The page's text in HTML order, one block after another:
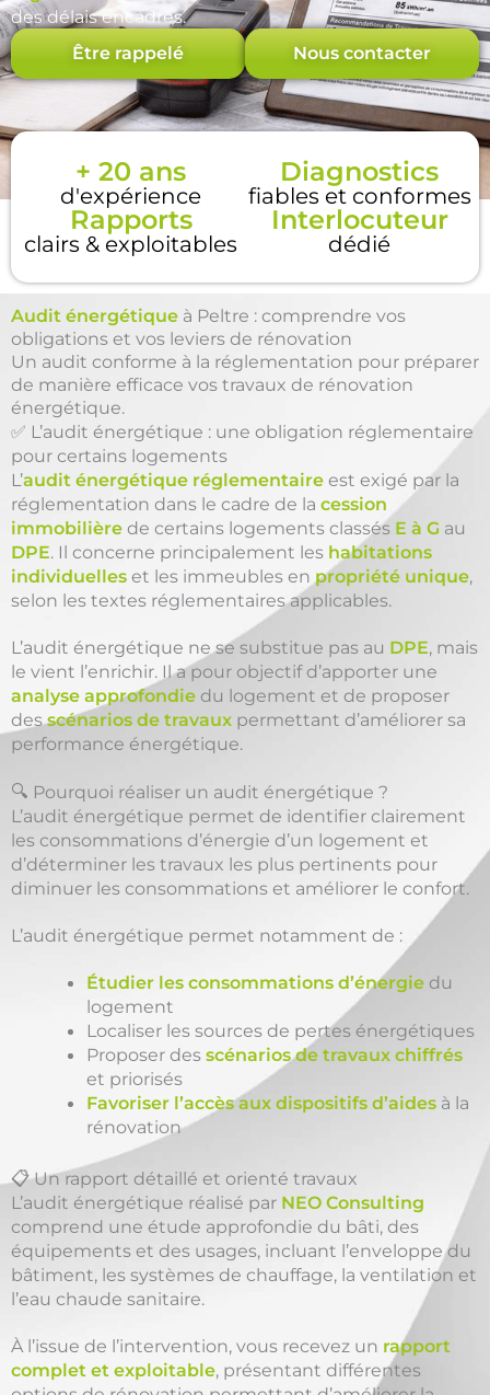
des délais encadrés.
Être rappelé Nous contacter
+ 20 ans
d'expérience
Diagnostics
fiables et conformes
Rapports
clairs & exploitables
Interlocuteur
dédié
Audit énergétique à Peltre : comprendre vos
obligations et vos leviers de rénovation
Un audit conforme à la réglementation pour préparer
de manière efficace vos travaux de rénovation
énergétique.
✅ L’audit énergétique : une obligation réglementaire
pour certains logements
L’audit énergétique réglementaire est exigé par la
réglementation dans le cadre de la cession
immobilière de certains logements classés E à G au
DPE. Il concerne principalement les habitations
individuelles et les immeubles en propriété unique,
selon les textes réglementaires applicables.
L’audit énergétique ne se substitue pas au DPE, mais
le vient l’enrichir. Il a pour objectif d’apporter une
analyse approfondie du logement et de proposer
desscénarios de travaux permettant d’améliorer sa
performance énergétique.
🔍 Pourquoi réaliser un audit énergétique ?
L’audit énergétique permet de identifier clairement
les consommations d’énergie d’un logement et
d’déterminer les travaux les plus pertinents pour
diminuer les consommations et améliorer le confort.
L’audit énergétique permet notamment de :
Étudier les consommations d’énergie du
logement
Localiser les sources de pertes énergétiques
Proposer desscénarios de travaux chiffrés
et priorisés
Favoriser l’accès aux dispositifs d’aides à la
rénovation
📋 Un rapport détaillé et orienté travaux
L’audit énergétique réalisé par NEO Consulting
comprend une étude approfondie du bâti, des
équipements et des usages, incluant l’enveloppe du
bâtiment, les systèmes de chauffage, la ventilation et
l’eau chaude sanitaire.
À l’issue de l’intervention, vous recevez un rapport
complet et exploitable, présentant différentes